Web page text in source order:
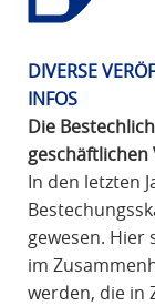
DIVERSE
INFOS
Die
geschäftlichen
In den letzten
gewesen. Hier
im
werden, die in